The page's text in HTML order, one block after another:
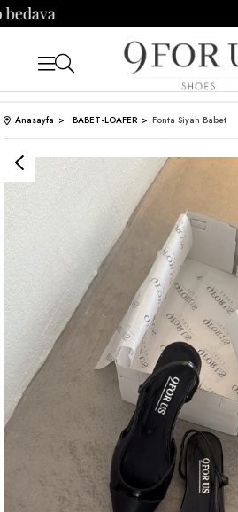
bedava
Anasayfa BABET-LOAFER Fonta Siyah Babet